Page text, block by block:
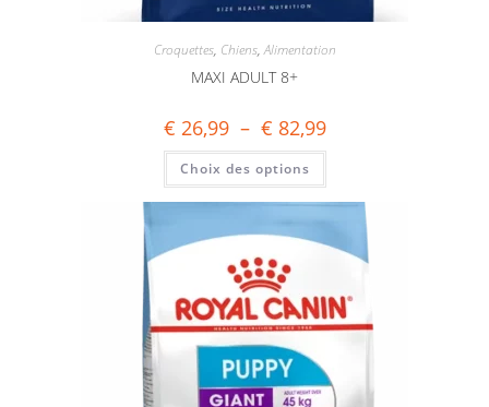
Croquettes, Chiens,Alimentation
MAXI ADULT 8+
€ 26,99 – € 82,99
Choix des options